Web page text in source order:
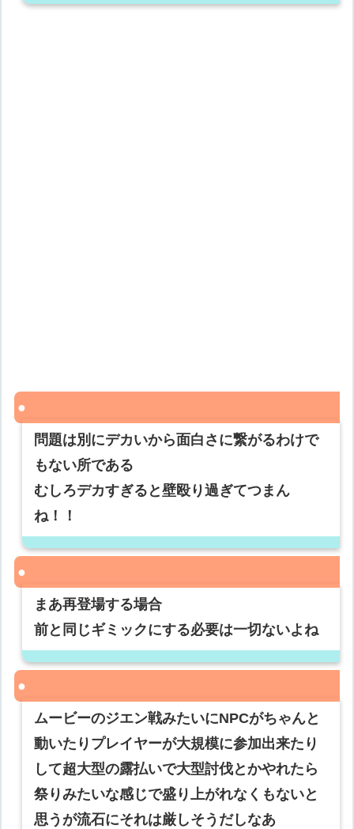
問題は別にデカいから面白さに繋がるわけで
もない所である
むしろデカすぎると壁殴り過ぎてつまん
ね！！
まあ再登場する場合
前と同じギミックにする必要は一切ないよね
ムービーのジエン戦みたいにNPCがちゃんと
動いたりプレイヤーが大規模に参加出来たり
して超大型の露払いで大型討伐とかやれたら
祭りみたいな感じで盛り上がれなくもないと
思うが流石にそれは厳しそうだしなあ